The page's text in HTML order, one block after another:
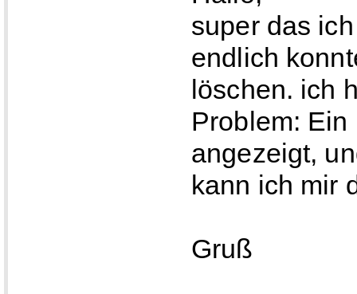
super das
endlich
löschen. ich
Problem:
angezeigt,
kann ich mir
Gruß